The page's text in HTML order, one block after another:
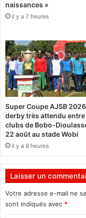
u
c
o
l
p
h
e
T
I
A
O
o
n
C
F
A
r
e
p
o
i
r
a
i
t
naissances »
il y a 7 heures
Super Coupe AJSB
derby très attendu
clubs de Bobo-
22 août au stade Wobi
il y a 8 heures
Laisser un
Votre adresse e-mail ne
sont indiqués avec *